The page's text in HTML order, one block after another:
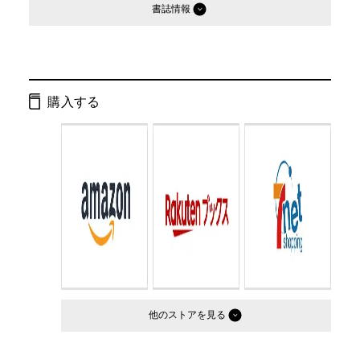
書誌情報
ISBN： 9784344404267
判型：
購入する
他のストア